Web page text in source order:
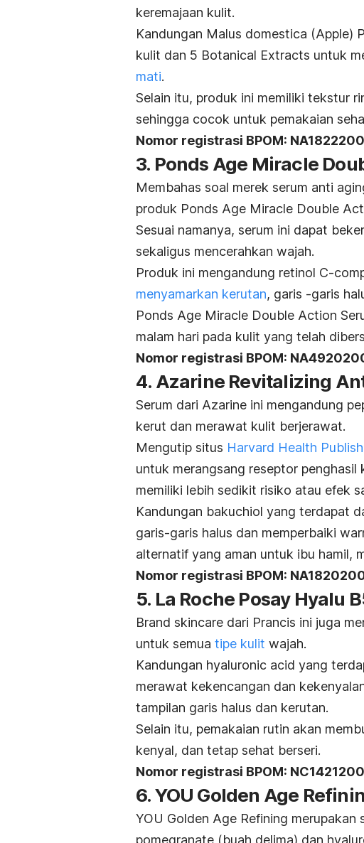
keremajaan kulit.
Kandungan Malus domestica (Apple)
kulit dan 5 Botanical Extracts untuk
mati.
Selain itu, produk ini memiliki tekstur
sehingga cocok untuk pemakaian
Nomor registrasi BPOM:
3. Ponds Age Miracle
Membahas soal merek serum anti
produk Ponds Age Miracle Double
Sesuai namanya, serum ini dapat
sekaligus mencerahkan wajah.
Produk ini mengandung retinol C-
menyamarkan kerutan, garis -garis
Ponds Age Miracle Double Action
malam hari pada kulit yang telah
Nomor registrasi BPOM:
4. Azarine Revitalizing
Serum dari Azarine ini mengandung
kerut dan merawat kulit berjerawat.
Mengutip situs Harvard Health
untuk merangsang reseptor
memiliki lebih sedikit risiko atau efek
Kandungan bakuchiol yang terdapat
garis-garis halus dan memperbaiki
alternatif yang aman untuk ibu hamil,
Nomor registrasi BPOM:
5. La Roche Posay Hyalu
Brand skincare dari Prancis ini juga
untuk semua tipe kulit wajah.
Kandungan hyaluronic acid yang
merawat kekencangan dan
tampilan garis halus dan kerutan.
Selain itu, pemakaian rutin akan
kenyal, dan tetap sehat berseri.
Nomor registrasi BPOM:
6. YOU Golden Age
YOU Golden Age Refining merupakan
pomegranate (buah delima) dan